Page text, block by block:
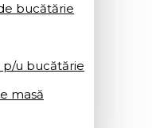
bucătărie
p/u bucătărie
masă